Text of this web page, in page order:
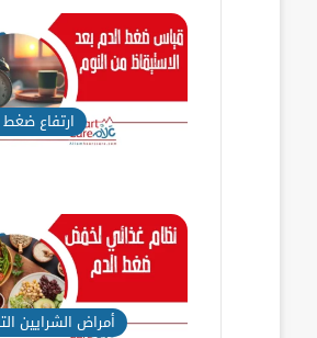
ارتفاع ضغط
أمراض الشرايين